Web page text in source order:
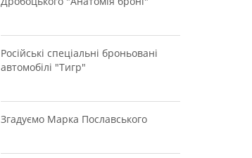
Російські спеціальні броньовані
автомобілі "Тигр"
Згадуємо Марка Пославського